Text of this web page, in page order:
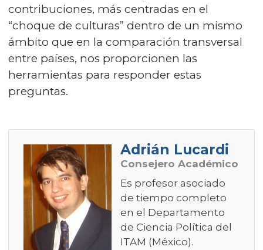
contribuciones, más centradas en el
“choque de culturas” dentro de un mismo
ámbito que en la comparación transversal
entre países, nos proporcionen las
herramientas para responder estas
preguntas.
Adrián Lucardi
Consejero Académico
Es profesor asociado
de tiempo completo
en el Departamento
de Ciencia Política del
ITAM (México).